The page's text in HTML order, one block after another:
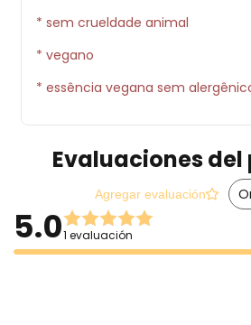
* sem crueldade animal
* vegano
* essência vegana sem
Evaluaciones
Agregar evaluación
5.01 evaluación